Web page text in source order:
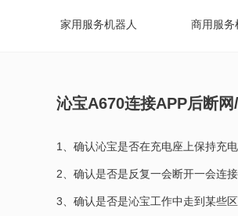
家用服务机器人 商用服务
沁宝A670连接APP后断
1、确认沁宝是否在充电座上保持充
2、确认是否是反复一会断开一会连
3、确认是否是沁宝工作中走到某些